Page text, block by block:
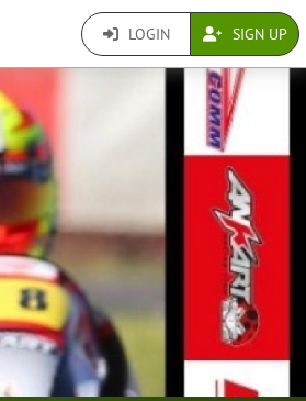
LOGIN SIGN UP